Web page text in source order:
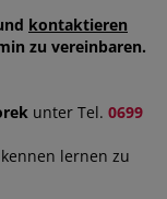
kontaktieren
zu vereinbaren.
unter Tel. 0699
lernen zu